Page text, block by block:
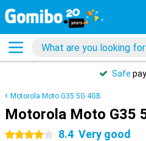
Safe
Motorola Moto G35 5G 4GB
Motorola Moto G35
4 stars 8.4 Very good